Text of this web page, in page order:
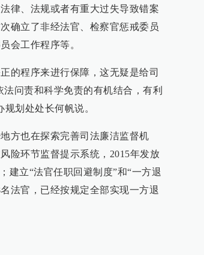
律、法规或者有重大过失导致错案
确立了非经法官、检察官惩戒委员
会工作程序等。
的程序来进行保障，这无疑是给司
问责和科学免责的有机结合，有利
划处处长何帆说。
方也在探索完善司法廉洁监督机
险环节监督提示系统，2015年发放
建立“法官任职回避制度”和“一方退
法官，已经按规定全部实现一方退